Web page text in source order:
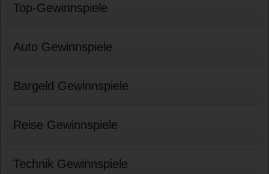
Top-Gewinnspiele
Auto Gewinnspiele
Bargeld Gewinnspiele
Reise Gewinnspiele
Technik Gewinnspiele